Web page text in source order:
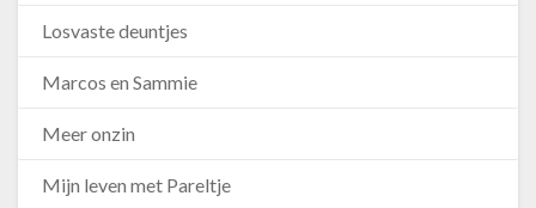
Losvaste deuntjes
Marcos en Sammie
Meer onzin
Mijn leven met Pareltje